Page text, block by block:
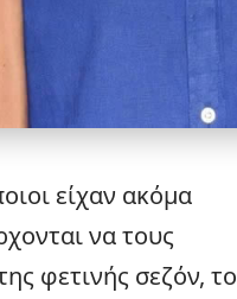
είχαν ακόμα
να τους
φετινής σεζόν, το